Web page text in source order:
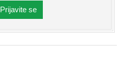
Prijavite se